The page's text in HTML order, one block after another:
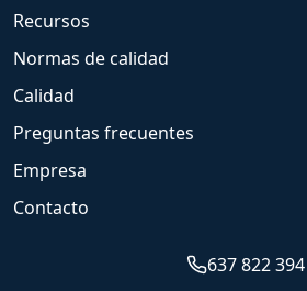
Recursos
Normas de calidad
Calidad
Preguntas frecuentes
Empresa
Contacto
637 822 394